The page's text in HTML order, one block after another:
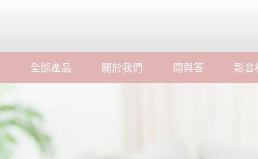
全部產品 關於我們 問與答 影音